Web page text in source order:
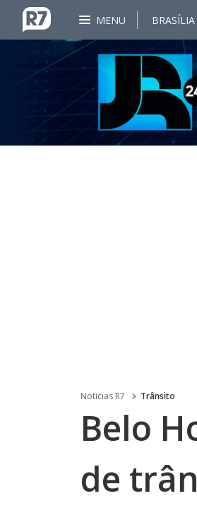
MENU BRASÍLIA
Noticias R7 Trânsito
Belo
de